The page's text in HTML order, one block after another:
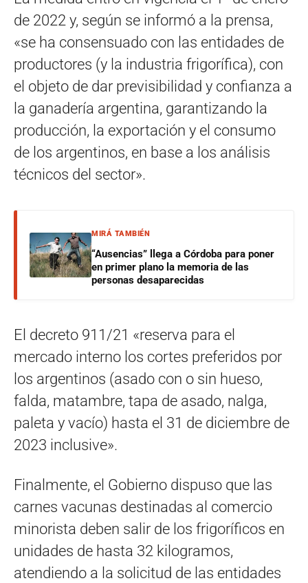
de 2022 y, según se informó a la prensa,
«se ha consensuado con las entidades de
productores (y la industria frigorífica), con
el objeto de dar previsibilidad y confianza a
la ganadería argentina, garantizando la
producción, la exportación y el consumo
de los argentinos, en base a los análisis
técnicos del sector».
MIRÁ TAMBIÉN
“Ausencias” llega a Córdoba para poner
en primer plano la memoria de las
personas desaparecidas
El decreto 911/21 «reserva para el
mercado interno los cortes preferidos por
los argentinos (asado con o sin hueso,
falda, matambre, tapa de asado, nalga,
paleta y vacío) hasta el 31 de diciembre de
2023 inclusive».
Finalmente, el Gobierno dispuso que las
carnes vacunas destinadas al comercio
minorista deben salir de los frigoríficos en
unidades de hasta 32 kilogramos,
atendiendo a la solicitud de las entidades